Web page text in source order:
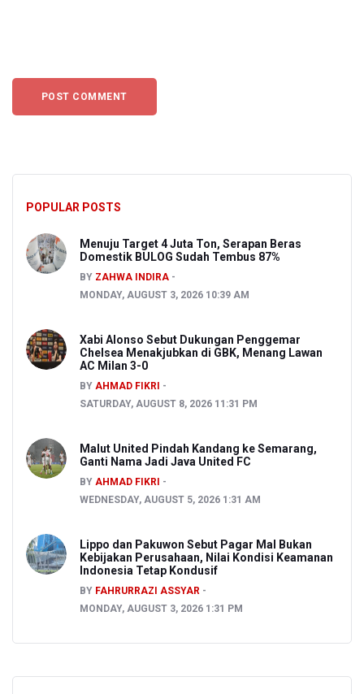
POPULAR POSTS
Menuju Target 4 Juta Ton, Serapan Beras
Domestik BULOG Sudah Tembus 87%
BY ZAHWA INDIRA
MONDAY, AUGUST 3, 2026 10:39 AM
Xabi Alonso Sebut Dukungan Penggemar
Chelsea Menakjubkan di GBK, Menang Lawan
AC Milan 3-0
BY AHMAD FIKRI
SATURDAY, AUGUST 8, 2026 11:31 PM
Malut United Pindah Kandang ke Semarang,
Ganti Nama Jadi Java United FC
BY AHMAD FIKRI
WEDNESDAY, AUGUST 5, 2026 1:31 AM
Lippo dan Pakuwon Sebut Pagar Mal Bukan
Kebijakan Perusahaan, Nilai Kondisi Keamanan
Indonesia Tetap Kondusif
BY FAHRURRAZI ASSYAR
MONDAY, AUGUST 3, 2026 1:31 PM